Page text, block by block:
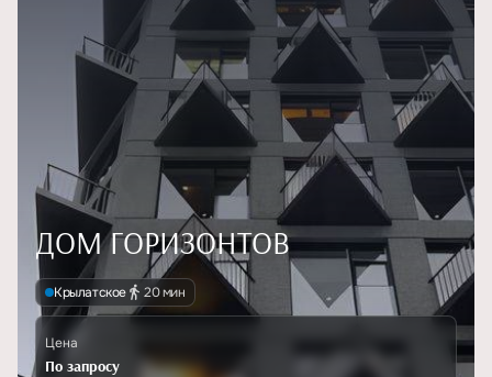
ДОМ ГОРИЗОНТОВ
Крылатское 20 мин
Цена
По запросу